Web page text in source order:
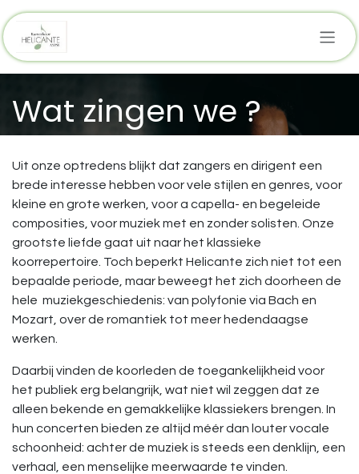
Overslaan naar inhoud
Wat zingen we ?
Uit onze optredens blijkt dat zangers en dirigent een
brede interesse hebben voor vele stijlen en genres, voor
kleine en grote werken, voor a capella- en begeleide
composities, voor muziek met en zonder solisten. Onze
grootste liefde gaat uit naar het klassieke
koorrepertoire. Toch beperkt Helicante zich niet tot een
bepaalde periode, maar beweegt het zich doorheen de
hele muziekgeschiedenis: van polyfonie via Bach en
Mozart, over de romantiek tot meer hedendaagse
werken.
Daarbij vinden de koorleden de toegankelijkheid voor
het publiek erg belangrijk, wat niet wil zeggen dat ze
alleen bekende en gemakkelijke klassiekers brengen. In
hun concerten bieden ze altijd méér dan louter vocale
schoonheid: achter de muziek is steeds een denklijn, een
verhaal, een menselijke meerwaarde te vinden.